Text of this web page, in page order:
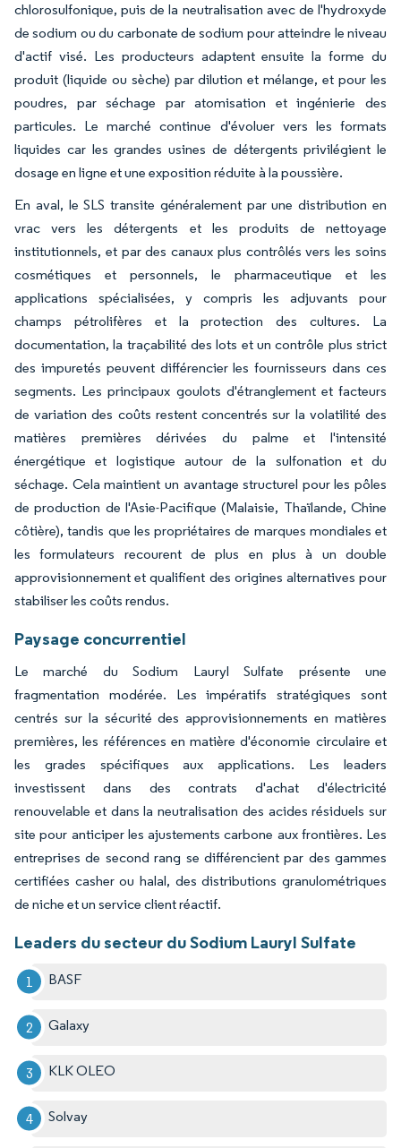
chlorosulfonique, puis de la neutralisation avec de l'hydroxyde
de sodium ou du carbonate de sodium pour atteindre le niveau
d'actif visé. Les producteurs adaptent ensuite la forme du
produit (liquide ou sèche) par dilution et mélange, et pour les
poudres, par séchage par atomisation et ingénierie des
particules. Le marché continue d'évoluer vers les formats
liquides car les grandes usines de détergents privilégient le
dosage en ligne et une exposition réduite à la poussière.
En aval, le SLS transite généralement par une distribution en
vrac vers les détergents et les produits de nettoyage
institutionnels, et par des canaux plus contrôlés vers les soins
cosmétiques et personnels, le pharmaceutique et les
applications spécialisées, y compris les adjuvants pour
champs pétrolifères et la protection des cultures. La
documentation, la traçabilité des lots et un contrôle plus strict
des impuretés peuvent différencier les fournisseurs dans ces
segments. Les principaux goulots d'étranglement et facteurs
de variation des coûts restent concentrés sur la volatilité des
matières premières dérivées du palme et l'intensité
énergétique et logistique autour de la sulfonation et du
séchage. Cela maintient un avantage structurel pour les pôles
de production de l'Asie-Pacifique (Malaisie, Thaïlande, Chine
côtière), tandis que les propriétaires de marques mondiales et
les formulateurs recourent de plus en plus à un double
approvisionnement et qualifient des origines alternatives pour
stabiliser les coûts rendus.
Paysage concurrentiel
Le marché du Sodium Lauryl Sulfate présente une
fragmentation modérée. Les impératifs stratégiques sont
centrés sur la sécurité des approvisionnements en matières
premières, les références en matière d'économie circulaire et
les grades spécifiques aux applications. Les leaders
investissent dans des contrats d'achat d'électricité
renouvelable et dans la neutralisation des acides résiduels sur
site pour anticiper les ajustements carbone aux frontières. Les
entreprises de second rang se différencient par des gammes
certifiées casher ou halal, des distributions granulométriques
de niche et un service client réactif.
Leaders du secteur du Sodium Lauryl Sulfate
BASF
Galaxy
KLK OLEO
Solvay